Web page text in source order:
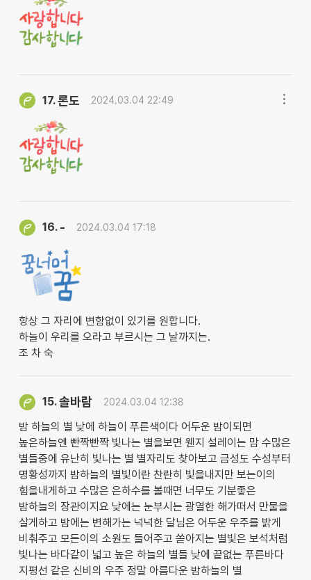
17.론도 2024.03.04 22:49
16. - 2024.03.04 17:18
항상 그 자리에 변함없이 있기를 원합니다.
하늘이 우리를 오라고 부르시는 그 날까지는.
조 차 숙
15.솔바람 2024.03.04 12:38
밤 하늘의 별 낮에 하늘이 푸른색이다 어두운 밤이되면
높은하늘엔 빤짝빤짝 빛나는 별을보면 웬지 설레이는 맘 수많은
별들중에 유난히 빛나는 별 별자리도 찾아보고 금성도 수성부터
명황성까지 밤하늘의 별빛이란 찬란히 빛을내지만 보는이의
힘을내게하고 수많은 은하수를 볼때면 너무도 기분좋은
밤하늘의 장관이지요 낮에는 눈부시는 광열한 해가떠서 만물을
살게하고 밤에는 변해가는 넉넉한 달님은 어두운 우주를 밝게
비춰주고 모든이의 소원도 들어주고 쏟아지는 별빛은 보석처럼
빛나는 바다같이 넓고 높은 하늘의 별들 낮에 끝없는 푸른바다
지평선 같은 신비의 우주 정말 아름다운 밤하늘의 별